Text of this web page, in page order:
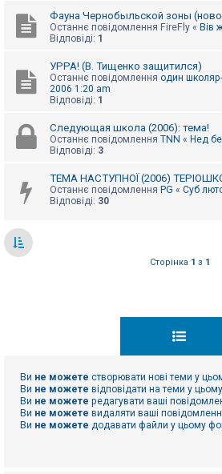
Фауна Чернобыльской зоны
Останнє повідомлення FireFly « Вів
Відповіді: 1
УРРА! (В. Тищенко защитился)
Останнє повідомлення один
2006 1:20 am
Відповіді: 1
Следующая школа (2006): тема!
Останнє повідомлення TNN « Нед
Відповіді: 3
ТЕМА НАСТУПНОЇ (2006)
Останнє повідомлення PG « Суб
Відповіді: 30
Сторінка 1 з 1
Ви не можете створювати нові теми у
Ви не можете відповідати на теми у
Ви не можете редагувати ваші
Ви не можете видаляти ваші
Ви не можете додавати файли у цьому